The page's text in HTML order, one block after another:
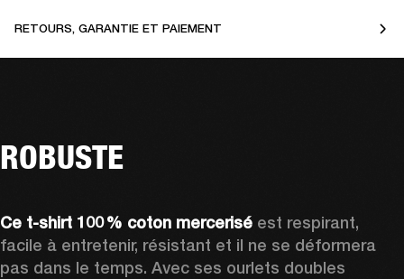
RETOURS, GARANTIE ET PAIEMENT
ROBUSTE
Ce t-shirt 100 % coton mercerisé est respirant,
facile à entretenir, résistant et il ne se déformera
pas dans le temps. Avec ses ourlets doubles